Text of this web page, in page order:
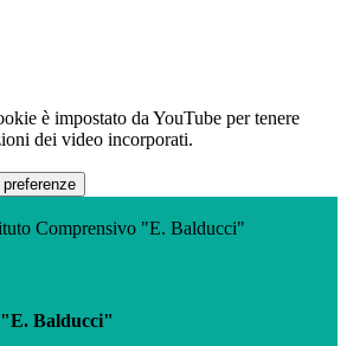
è impostato da YouTube per tenere
dei video incorporati.
Comprensivo "E. Balducci"
Balducci"